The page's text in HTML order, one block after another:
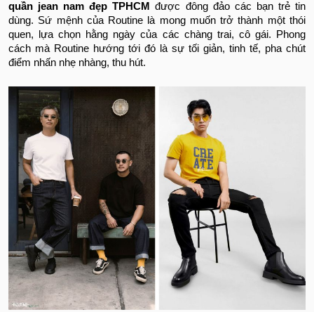
quần jean nam đẹp TPHCM
được đông đảo các bạn trẻ tin
dùng. Sứ mệnh của Routine là mong muốn trở thành một thói
quen, lựa chọn hằng ngày của các chàng trai, cô gái. Phong
cách mà Routine hướng tới đó là sự tối giản, tinh tế, pha chút
điểm nhấn nhẹ nhàng, thu hút.